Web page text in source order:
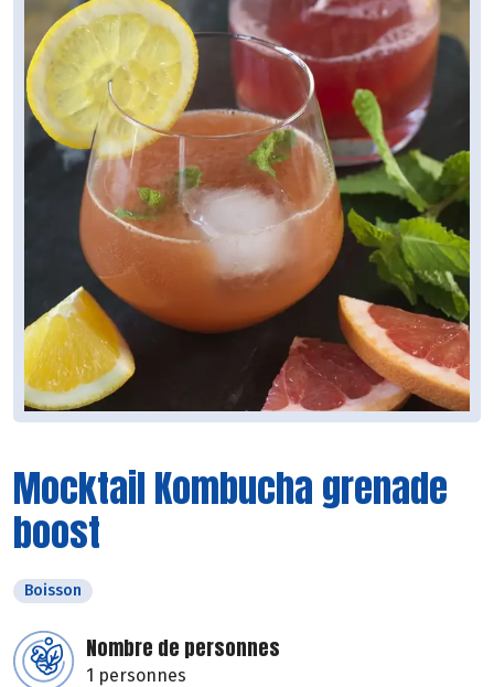
Mocktail Kombucha grenade
boost
Boisson
Nombre de personnes
1 personnes